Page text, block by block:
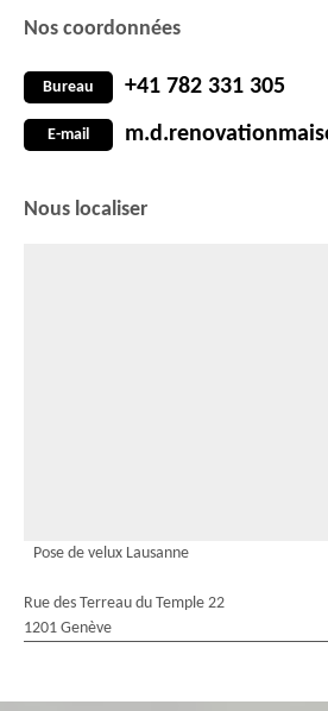
Nos coordonnées
Bureau +41 782 331 305
E-mail
Nous localiser
Pose de velux Lausanne
Rue des Terreau du Temple 22
1201 Genève